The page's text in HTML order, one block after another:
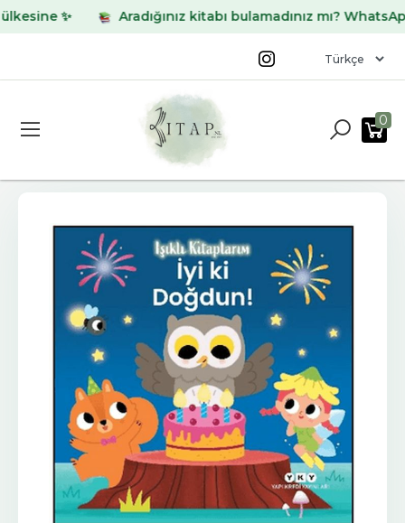
✨ Aradığınız kitabı bulamadınız mı? WhatsApp
0